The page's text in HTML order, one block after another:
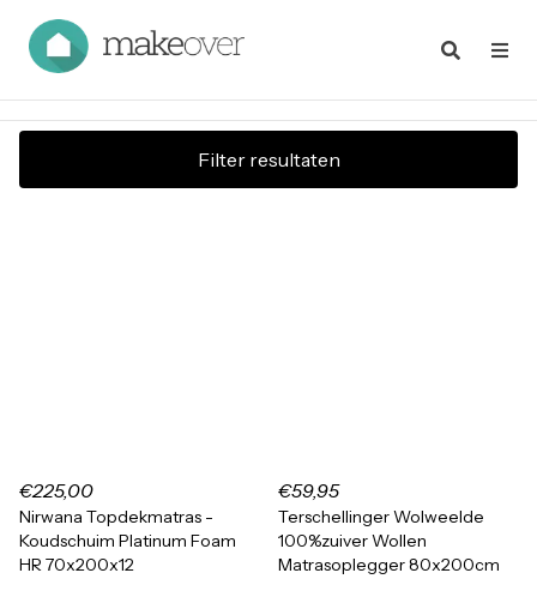
Filter resultaten
€225,00
Nirwana Topdekmatras -
Koudschuim Platinum Foam
HR 70x200x12
€59,95
Terschellinger Wolweelde
100%zuiver Wollen
Matrasoplegger 80x200cm